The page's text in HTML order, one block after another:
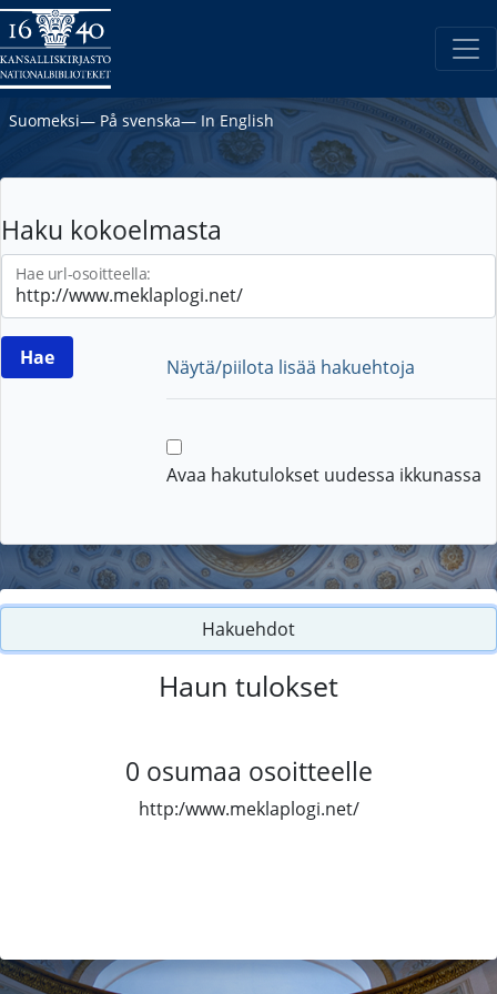
Suomeksi― På svenska― In English
Haku kokoelmasta
Hae url-osoitteella:
Näytä/piilota lisää hakuehtoja
Avaa hakutulokset uudessa ikkunassa
Hakuehdot
Haun tulokset
0 osumaa osoitteelle
http:/www.meklaplogi.net/